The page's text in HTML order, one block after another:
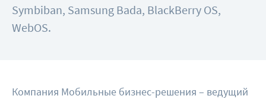
Symbiban, Samsung Bada, BlackBerry OS,
WebOS.
Компания Мобильные бизнес-решения – ведущий